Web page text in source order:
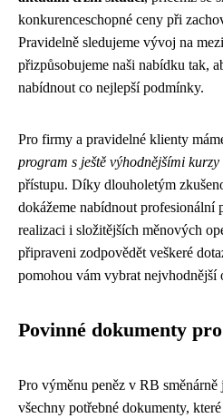
konkurenceschopné ceny při
Pravidelně sledujeme vývoj na
přizpůsobujeme naši nabídku tak,
nabídnout co nejlepší podmínky.
Pro firmy a pravidelné klienty
program s ještě výhodnějšími kurzy
přístupu. Díky dlouholetým
dokážeme nabídnout profesionální
realizaci i složitějších měnových
připraveni zodpovědět veškeré
pomohou vám vybrat nejvhodnější
Povinné dokumenty
Pro výměnu peněz v RB
všechny potřebné dokumenty,